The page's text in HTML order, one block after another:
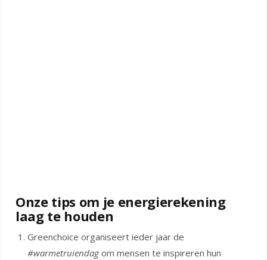
Onze tips om je energierekening
laag te houden
Greenchoice organiseert ieder jaar de
#warmetruiendagom mensen te inspireren hun